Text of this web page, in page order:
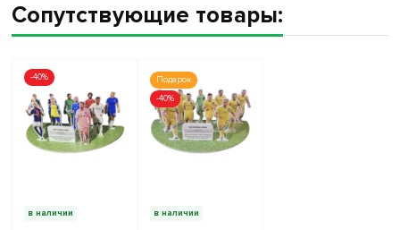
Сопутствующие товары:
-40%
в наличии
Подарок
-40%
в наличии